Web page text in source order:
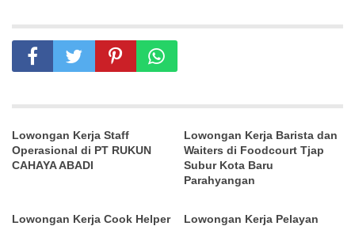
Lowongan Kerja Staff
Operasional di PT RUKUN
CAHAYA ABADI
Lowongan Kerja Barista dan
Waiters di Foodcourt Tjap
Subur Kota Baru
Parahyangan
Lowongan Kerja Cook Helper
Lowongan Kerja Pelayan